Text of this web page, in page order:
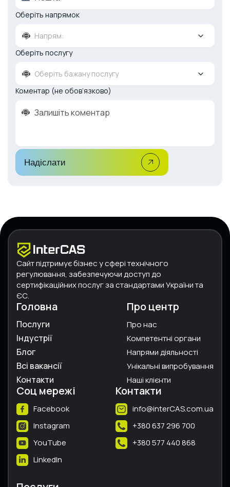
Оберіть напрямок
Напрям:
Оберіть послугу
Оберіть бажану послугу
Коментар (не обов’язково)
Надіслати
Сайт підтримує бізнес у сфері технічного
регулювання, забезпечуючи доступ до
сертифікаційних послуг за стандартами України та
ЄС.
Головна
Послуги
Індустрії
Блог
Всі вакансії
Контакти
Про центр
Про нас
Компетентні органи
Напрями діяльності
Унікальні випробування
Наші клієнти
Соц мережі
Facebook
Instagram
YouTube
LinkedIn
Контакти
info@interCAS.com.ua
+380 637 296 700
+380 577 440 868